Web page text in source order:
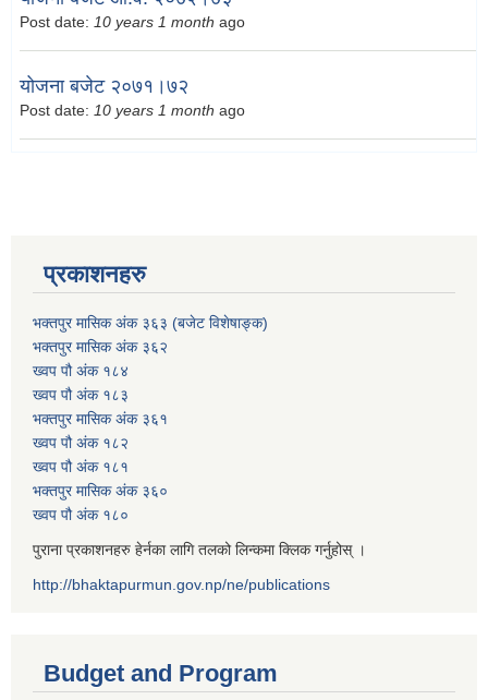
Post date: 10 years 1 month ago
योजना बजेट २०७१।७२
Post date: 10 years 1 month ago
प्रकाशनहरु
भक्तपुर मासिक अंक ३६३ (बजेट विशेषाङ्क)
भक्तपुर मासिक अंक ३६२
ख्वप पौ अंक १८४
ख्वप पौ अंक १८३
भक्तपुर मासिक अंक ३६१
ख्वप पौ अंक १८२
ख्वप पौ अंक १८१
भक्तपुर मासिक अंक ३६०
ख्वप पौ अंक १८०
पुराना प्रकाशनहरु हेर्नका लागि तलको लिन्कमा क्लिक गर्नुहोस् ।
http://bhaktapurmun.gov.np/ne/publications
Budget and Program